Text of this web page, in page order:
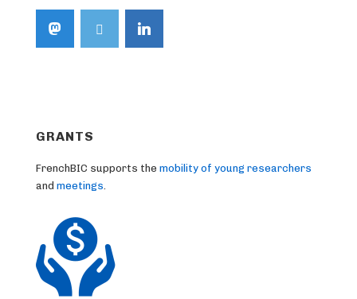
GRANTS
FrenchBIC supports the mobility of young researchers
and meetings